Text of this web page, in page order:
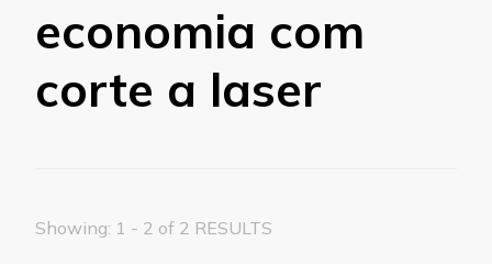
economia com
corte a laser
Showing: 1 - 2 of 2 RESULTS